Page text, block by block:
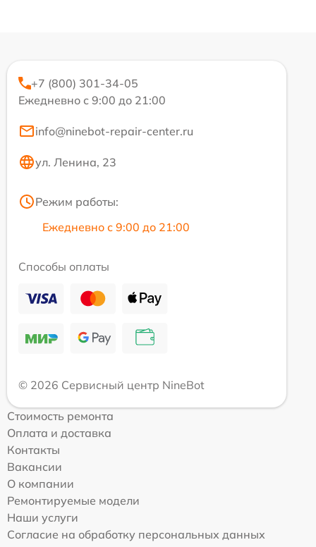
+7 (800) 301-34-05
Ежедневно с 9:00 до 21:00
info@ninebot-repair-center.ru
ул. Ленина, 23
Режим работы:
Ежедневно с 9:00 до 21:00
Способы оплаты
© 2026 Сервисный центр NineBot
Стоимость ремонта
Оплата и доставка
Контакты
Вакансии
О компании
Ремонтируемые модели
Наши услуги
Согласие на обработку персональных данных